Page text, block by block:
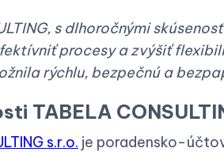
s dlhoročnými
procesy a zvýšiť
rýchlu, bezpečnú a
TABELA
s.r.o. je poradensko-